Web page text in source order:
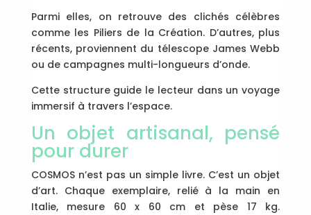
Parmi elles, on retrouve des clichés célèbres
comme les Piliers de la Création. D’autres, plus
récents, proviennent du télescope James Webb
ou de campagnes multi-longueurs d’onde.
Cette structure guide le lecteur dans un voyage
immersif à travers l’espace.
Un objet artisanal, pensé
pour durer
COSMOS n’est pas un simple livre. C’est un objet
d’art. Chaque exemplaire, relié à la main en
Italie, mesure 60 x 60 cm et pèse 17 kg.